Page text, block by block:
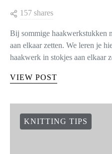
157 shares
Bij sommige haakwerkstukken
aan elkaar zetten. We leren je
haakwerk in stokjes aan elkaar
VIEW POST
KNITTING TIPS